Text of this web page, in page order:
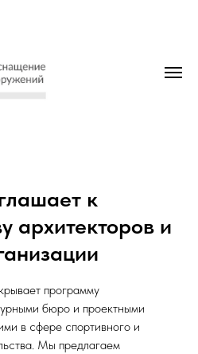
к
архитекторов и
программу
бюро и проектными
в сфере спортивного и
Мы предлагаем